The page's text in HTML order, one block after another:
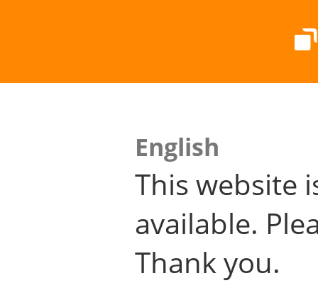
English
This website
available.
Thank you.